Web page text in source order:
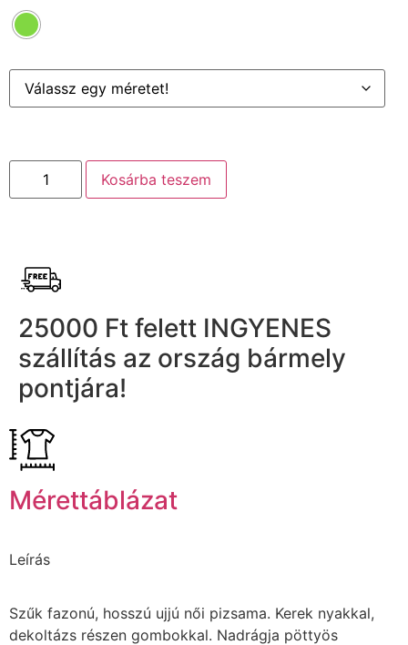
Kosárba teszem
25000 Ft felett INGYENES
szállítás az ország bármely
pontjára!
Mérettáblázat
Leírás
Szűk fazonú, hosszú ujjú női pizsama. Kerek nyakkal,
dekoltázs részen gombokkal. Nadrágja pöttyös